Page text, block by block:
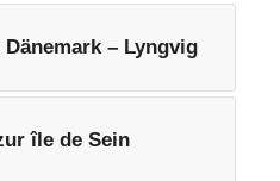
– Lyngvig
île de Sein